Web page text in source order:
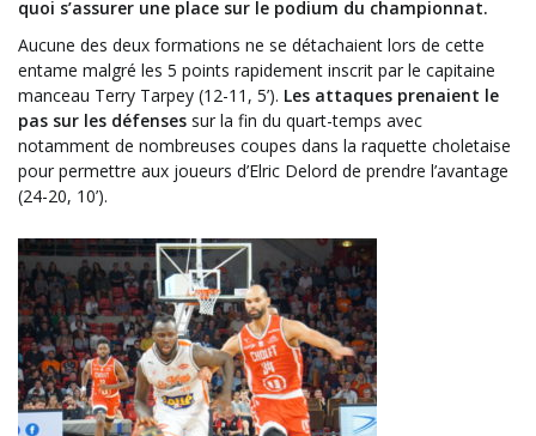
quoi s’assurer une place sur le podium du championnat.
Aucune des deux formations ne se détachaient lors de cette
entame malgré les 5 points rapidement inscrit par le capitaine
manceau Terry Tarpey (12-11, 5’). Les attaques prenaient le
pas sur les défenses sur la fin du quart-temps avec
notamment de nombreuses coupes dans la raquette choletaise
pour permettre aux joueurs d’Elric Delord de prendre l’avantage
(24-20, 10’).